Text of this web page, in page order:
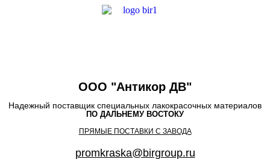
ООО "Антикор ДВ"
Надежный поставщик специальных лакокрасочных материалов
ПО ДАЛЬНЕМУ ВОСТОКУ
ПРЯМЫЕ ПОСТАВКИ С ЗАВОДА
promkraska@birgroup.ru